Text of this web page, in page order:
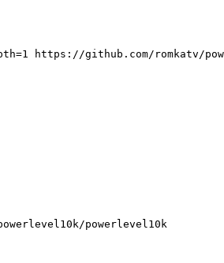
https://github.com/romkatv/
powerlevel10k